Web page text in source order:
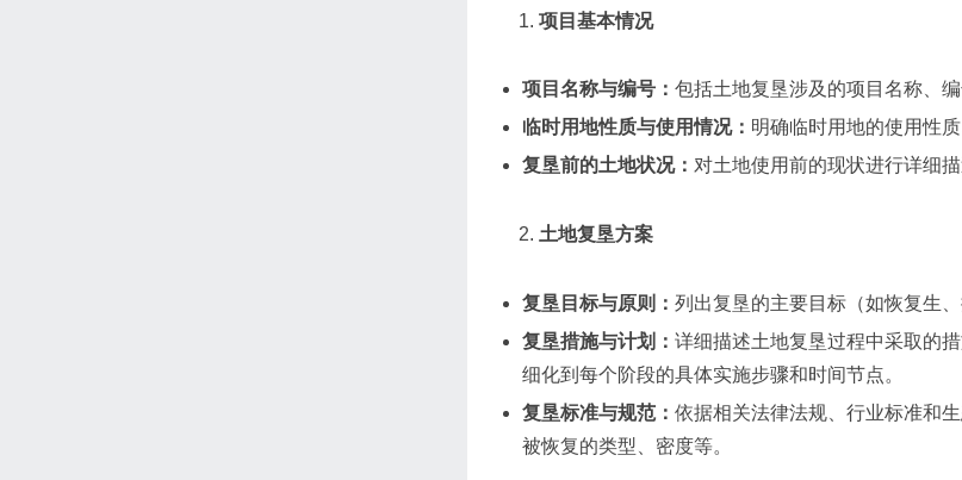
项目基本情况
项目名称与编号： 包括土地复垦涉及的项目名称、编
临时用地性质与使用情况： 明确临时用地的使用性
复垦前的土地状况： 对土地使用前的现状进行详细
土地复垦方案
复垦目标与原则： 列出复垦的主要目标（如恢复生
复垦措施与计划： 详细描述土地复垦过程中采取的
细化到每个阶段的具体实施步骤和时间节点。
复垦标准与规范： 依据相关法律法规、行业标准和
被恢复的类型、密度等。